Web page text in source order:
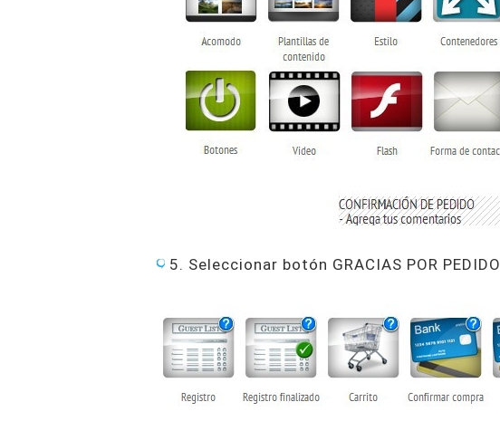
5. Seleccionar botón GRACIAS POR PEDIDO